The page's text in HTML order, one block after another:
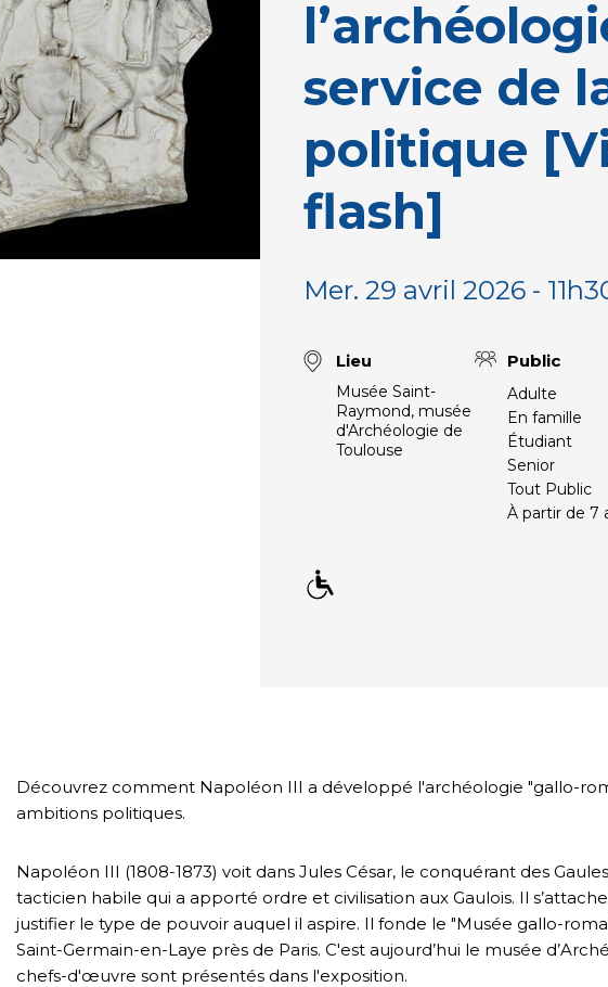
service de
politique
flash]
Mer. 29 avril 2026 -
Lieu
Musée Saint-
Raymond, musée
d'Archéologie de
Toulouse
Public
Adulte
En famille
Étudiant
Senior
Tout Public
À partir de 7
Découvrez comment Napoléon III a développé l'archéologie "gallo-
ambitions politiques.
Napoléon III (1808-1873) voit dans Jules César, le conquérant des
tacticien habile qui a apporté ordre et civilisation aux Gaulois. Il
justifier le type de pouvoir auquel il aspire. Il fonde le "Musée gallo-
Saint-Germain-en-Laye près de Paris. C'est aujourd’hui le musée
chefs-d'œuvre sont présentés dans l'exposition.